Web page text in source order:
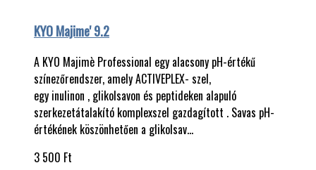
KYO Majime' 9.2
A KYO Majimè Professional egy alacsony pH-értékű
színezőrendszer, amely ACTIVEPLEX- szel,
egy inulinon , glikolsavon és peptideken alapuló
szerkezetátalakító komplexszel gazdagított . Savas pH-
értékének köszönhetően a glikolsav…
3 500 Ft